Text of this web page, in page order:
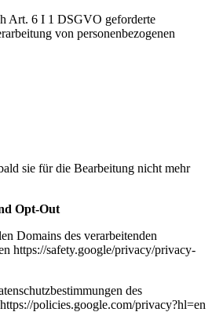
Art. 6 I 1 DSGVO geforderte
von personenbezogenen
sie für die Bearbeitung nicht mehr
Opt-Out
Domains des verarbeitenden
https://safety.google/privacy/privacy-
des
policies.google.com/privacy?hl=en